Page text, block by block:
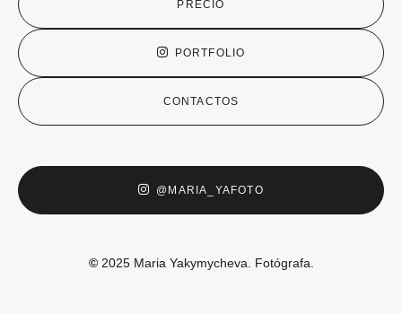
PRECIO
PORTFOLIO
CONTACTOS
@MARIA_YAFOTO
© 2025 Maria Yakymycheva. Fotógrafa.